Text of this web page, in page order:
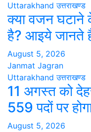
Uttarakhand उत्तराखण्ड
क्या वजन घटाने
है? आइये जानते
August 5, 2026
Janmat Jagran
Uttarakhand उत्तराखण्ड
11 अगस्त को
559 पदों पर
August 5, 2026